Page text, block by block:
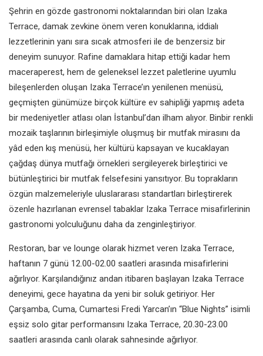
Şehrin en gözde gastronomi noktalarından biri olan Izaka
Terrace, damak zevkine önem veren konuklarına, iddialı
lezzetlerinin yanı sıra sıcak atmosferi ile de benzersiz bir
deneyim sunuyor. Rafine damaklara hitap ettiği kadar hem
maceraperest, hem de geleneksel lezzet paletlerine uyumlu
bileşenlerden oluşan Izaka Terrace’ın yenilenen menüsü,
geçmişten günümüze birçok kültüre ev sahipliği yapmış adeta
bir medeniyetler atlası olan İstanbul’dan ilham alıyor. Binbir renkli
mozaik taşlarının birleşimiyle oluşmuş bir mutfak mirasını da
yâd eden kış menüsü, her kültürü kapsayan ve kucaklayan
çağdaş dünya mutfağı örnekleri sergileyerek birleştirici ve
bütünleştirici bir mutfak felsefesini yansıtıyor. Bu toprakların
özgün malzemeleriyle uluslararası standartları birleştirerek
özenle hazırlanan evrensel tabaklar Izaka Terrace misafirlerinin
gastronomi yolculuğunu daha da zenginleştiriyor.
Restoran, bar ve lounge olarak hizmet veren Izaka Terrace,
haftanın 7 günü 12.00-02.00 saatleri arasında misafirlerini
ağırlıyor. Karşılandığınız andan itibaren başlayan Izaka Terrace
deneyimi, gece hayatına da yeni bir soluk getiriyor. Her
Çarşamba, Cuma, Cumartesi Fredi Yarcan’ın “Blue Nights” isimli
eşsiz solo gitar performansını Izaka Terrace, 20.30-23.00
saatleri arasında canlı olarak sahnesinde ağırlıyor.